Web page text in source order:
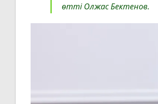
өтті Олжас Бектенов.